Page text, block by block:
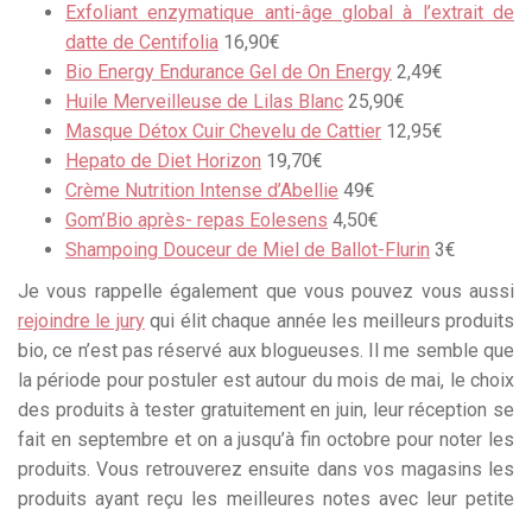
Exfoliant enzymatique anti-âge global à l’extrait de
datte de Centifolia 16,90€
Bio Energy Endurance Gel de On Energy 2,49€
Huile Merveilleuse de Lilas Blanc 25,90€
Masque Détox Cuir Chevelu de Cattier 12,95€
Hepato de Diet Horizon 19,70€
Crème Nutrition Intense d’Abellie 49€
Gom’Bio après- repas Eolesens 4,50€
Shampoing Douceur de Miel de Ballot-Flurin 3€
Je vous rappelle également que vous pouvez vous aussi
rejoindre le juryqui élit chaque année les meilleurs produits
bio, ce n’est pas réservé aux blogueuses. Il me semble que
la période pour postuler est autour du mois de mai, le choix
des produits à tester gratuitement en juin, leur réception se
fait en septembre et on a jusqu’à fin octobre pour noter les
produits. Vous retrouverez ensuite dans vos magasins les
produits ayant reçu les meilleures notes avec leur petite